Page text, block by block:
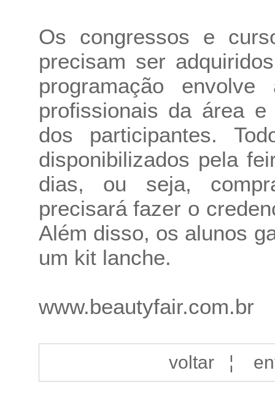
Os congressos e
precisam ser
programação
profissionais da área
dos participantes.
disponibilizados pela
dias, ou seja,
precisará fazer o
Além disso, os alunos
um kit lanche.
www.beautyfair.com.br
voltar¦